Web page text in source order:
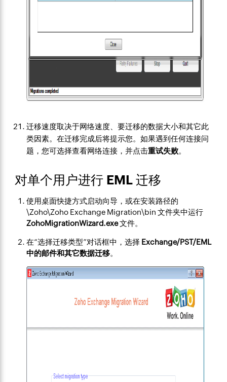
迁移速度取决于网络速度、要迁移的数据大小和其它此
类因素。在迁移完成后将提示您。如果遇到任何连接问
题，您可选择查看网络连接，并点击重试失败。
对单个用户进行 EML 迁移
使用桌面快捷方式启动向导，或在安装路径的
\Zoho\Zoho Exchange Migration\bin 文件夹中运行
ZohoMigrationWizard.exe文件。
在“选择迁移类型”对话框中，选择 Exchange/PST/EML
中的邮件和其它数据迁移。